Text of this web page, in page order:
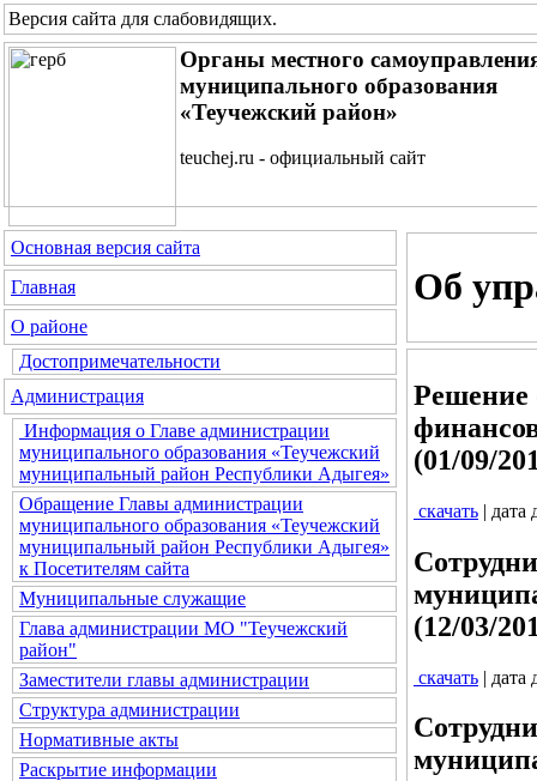
Версия сайта для слабовидящих.
Органы местного
муниципального образования
«Теучежский район»
teuchej.ru - официальный сайт
Основная версия сайта
Главная
О районе
Достопримечательности
Администрация
Информация о Главе администрации
муниципального образования «Теучежский
муниципальный район Республики Адыгея»
Обращение Главы администрации
муниципального образования «Теучежский
муниципальный район Республики Адыгея»
к Посетителям сайта
Муниципальные служащие
Глава администрации МО "Теучежский
район"
Заместители главы администрации
Структура администрации
Нормативные акты
Раскрытие информации
Об
Решение
(01/09/
скачать | дата
(12/03/
скачать | дата